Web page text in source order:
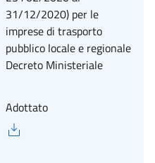
31/12/2020) per le
imprese di trasporto
pubblico locale e regionale
Decreto Ministeriale
Adottato